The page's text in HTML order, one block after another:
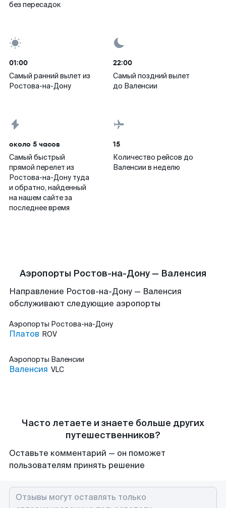
без пересадок
01:00
Самый ранний вылет из
Ростова-на-Дону
22:00
Самый поздний вылет
до Валенсии
около 5 часов
Самый быстрый
прямой перелет из
Ростова-на-Дону туда
и обратно, найденный
на нашем сайте за
последнее время
15
Количество рейсов до
Валенсии в неделю
Аэропорты Ростов-на-Дону — Валенсия
Направление Ростов-на-Дону — Валенсия
обслуживают следующие аэропорты
Аэропорты Ростова-на-Дону
Платов ROV
Аэропорты Валенсии
Валенсия VLC
Часто летаете и знаете больше других
путешественников?
Оставьте комментарий — он поможет
пользователям принять решение